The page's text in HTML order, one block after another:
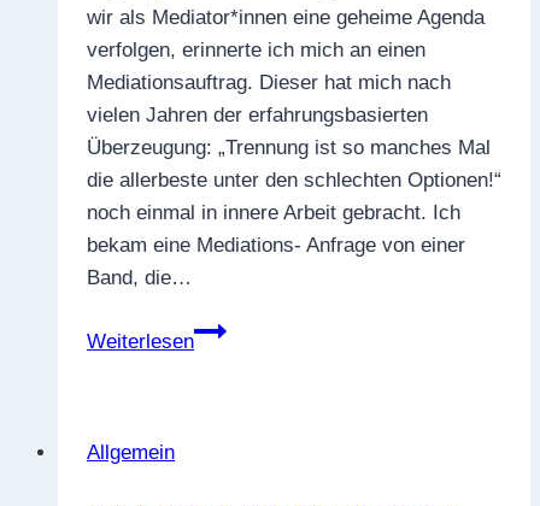
wir als Mediator*innen eine geheime Agenda
verfolgen, erinnerte ich mich an einen
Mediationsauftrag. Dieser hat mich nach
vielen Jahren der erfahrungsbasierten
Überzeugung: „Trennung ist so manches Mal
die allerbeste unter den schlechten Optionen!“
noch einmal in innere Arbeit gebracht. Ich
bekam eine Mediations- Anfrage von einer
Band, die…
Weiterlesen
Ergebnisoffenheit
Allgemein